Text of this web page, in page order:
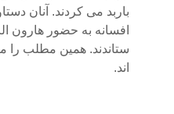
باربد می کردند. آنان
افسانه به حضور هارون
ستاندند. همین مطلب را
اند.